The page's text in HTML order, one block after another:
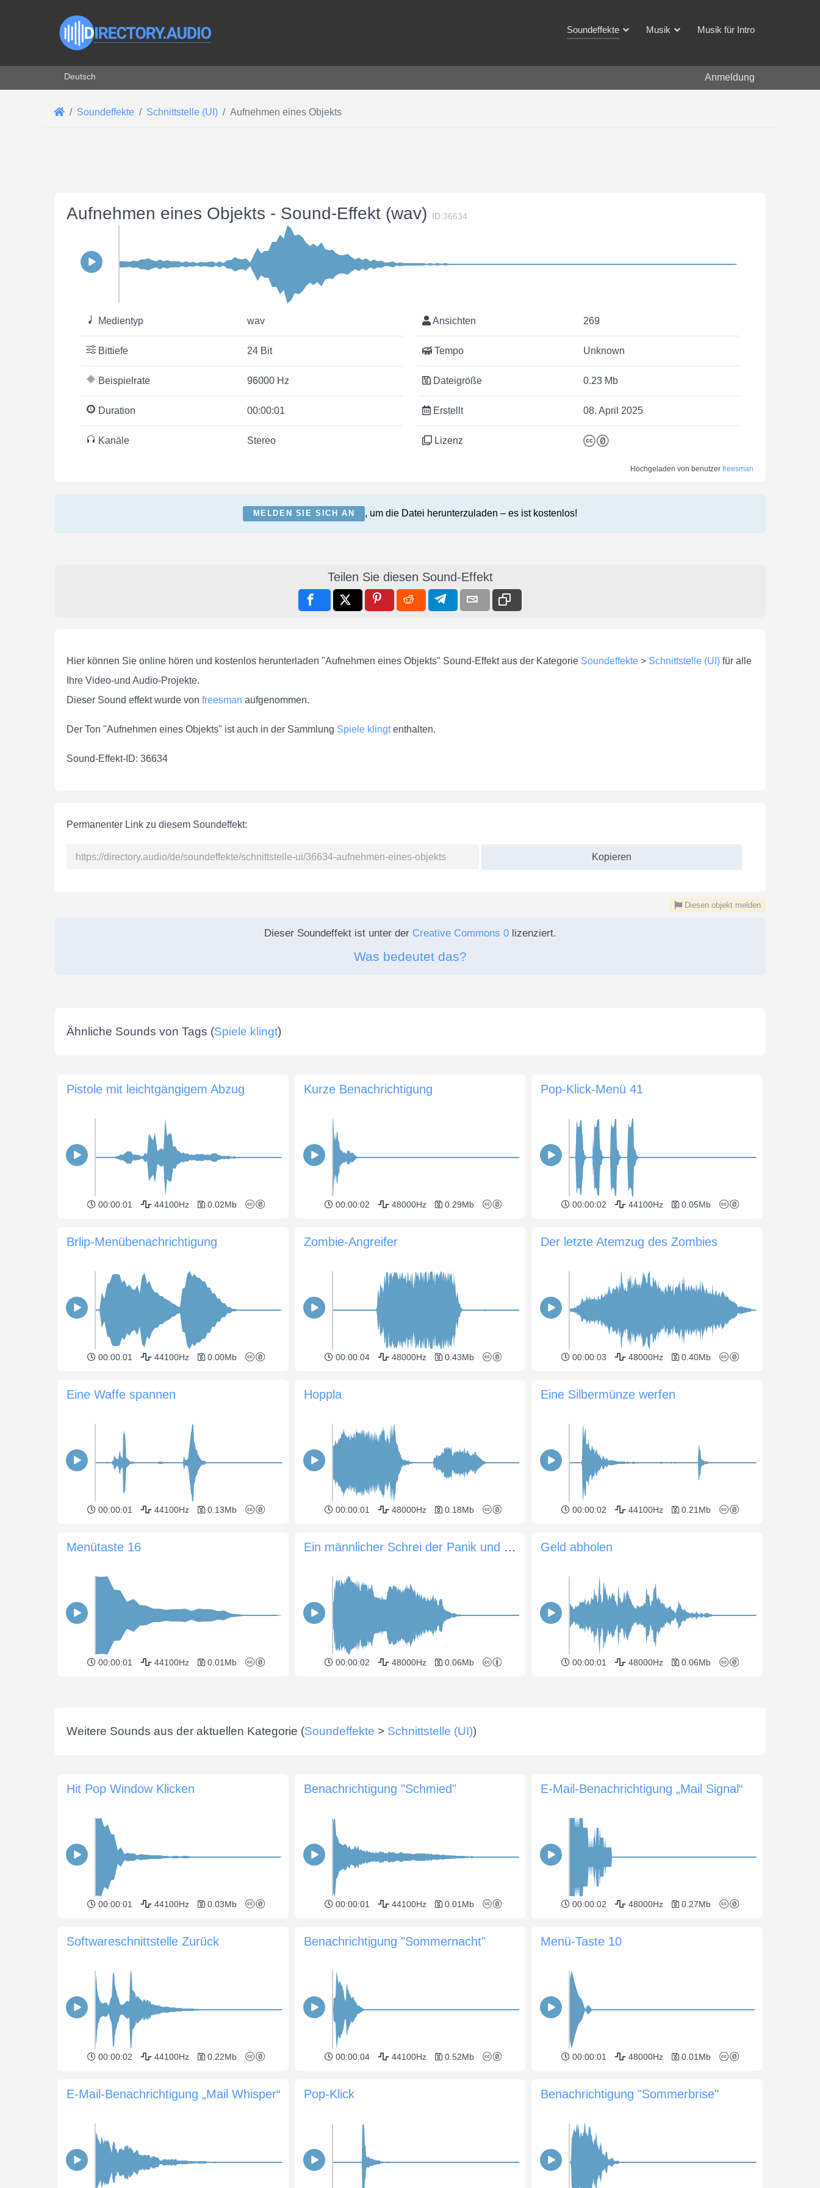
Soundeffekte Musik Musik für Intro
Sprache auswählen
Deutsch Anmeldung
Soundeffekte Schnittstelle (UI) Aufnehmen eines Objekts
Aufnehmen eines Objekts - Sound-Effekt (wav) ID:36634
Medientyp wav
Bittiefe 24 Bit
Beispielrate 96000 Hz
Duration 00:00:01
Kanäle Stereo
Ansichten 269
Tempo Unknown
Dateigröße 0.23 Mb
Erstellt 08. April 2025
Lizenz
Hochgeladen von benutzer freesman
MELDEN SIE SICH AN , um die Datei herunterzuladen – es ist kostenlos!
Teilen Sie diesen Sound-Effekt
Hier können Sie online hören und kostenlos herunterladen "Aufnehmen eines Objekts" Sound-Effekt aus der Kategorie Soundeffekte > Schnittstelle (UI) für alle
Ihre Video-und Audio-Projekte.
Dieser Sound effekt wurde von freesman aufgenommen.
Der Ton "Aufnehmen eines Objekts" ist auch in der Sammlung Spiele klingtenthalten.
Sound-Effekt-ID: 36634
Permanenter Link zu diesem Soundeffekt:
Kopieren
Diesen objekt melden
Dieser Soundeffekt ist unter der Creative Commons 0lizenziert.
Was bedeutet das?
Ähnliche Sounds von Tags (Spiele klingt)
Pistole mit leichtgängigem Abzug
00:00:01 44100Hz 0.02Mb
Kurze Benachrichtigung
00:00:02 48000Hz 0.29Mb
Pop-Klick-Menü 41
00:00:02 44100Hz 0.05Mb
Brlip-Menübenachrichtigung
00:00:01 44100Hz 0.00Mb
Zombie-Angreifer
00:00:04 48000Hz 0.43Mb
Der letzte Atemzug des Zombies
00:00:03 48000Hz 0.40Mb
Eine Waffe spannen
00:00:01 44100Hz 0.13Mb
Hoppla
00:00:01 48000Hz 0.18Mb
Eine Silbermünze werfen
00:00:02 44100Hz 0.21Mb
Menütaste 16
00:00:01 44100Hz 0.01Mb
Ein männlicher Schrei der Panik und des Schmerzes 4
00:00:02 48000Hz 0.06Mb
Geld abholen
00:00:01 48000Hz 0.06Mb
Weitere Sounds aus der aktuellen Kategorie (Soundeffekte > Schnittstelle (UI))
Hit Pop Window Klicken
00:00:01 44100Hz 0.03Mb
Benachrichtigung "Schmied"
00:00:01 44100Hz 0.01Mb
E-Mail-Benachrichtigung „Mail Signal“
00:00:02 48000Hz 0.27Mb
Softwareschnittstelle Zurück
00:00:02 44100Hz 0.22Mb
Benachrichtigung "Sommernacht"
00:00:04 44100Hz 0.52Mb
Menü-Taste 10
00:00:01 48000Hz 0.01Mb
E-Mail-Benachrichtigung „Mail Whisper“ Pop-Klick Benachrichtigung "Sommerbrise"